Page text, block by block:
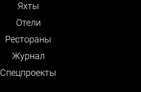
Яхты
Отели
Рестораны
Журнал
Cпецпроекты